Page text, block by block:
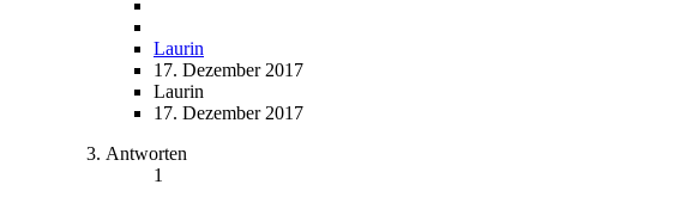
Laurin
17. Dezember 2017
Laurin
17. Dezember 2017
Antworten
1